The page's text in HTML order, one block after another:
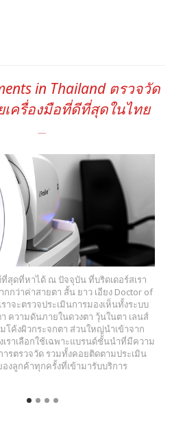
in Thailand ตรวจวัด
เครื่องมือที่ดีที่สุดในไทย
สุดที่หาได้ ณ ปัจจุบัน ที่บริดเดอร์สเรา
กกว่าค่าสายตา สั้น ยาว เอียง Doctor of
าจะตรวจประเมินการมองเห็นทั้งระบบ
ความดันภายในดวงตา วุ้นในตา เลนส์
โค้งผิวกระจกตา ส่วนใหญ่นำเข้าจาก
เราเลือกใช้เฉพาะแบรนด์ชั้นนำที่มีความ
รตรวจวัด รวมทั้งคอยติดตามประเมิน
งลูกค้าทุกครั้งที่เข้ามารับบริการ